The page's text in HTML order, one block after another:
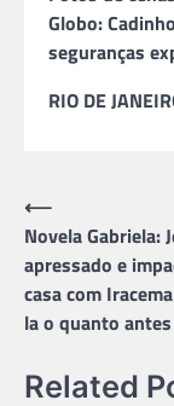
Globo:
seguranças
RIO DE
Navegação
de
Post
⟵
Novela Gabriela:
apressado e
casa com
la o quanto antes
Related